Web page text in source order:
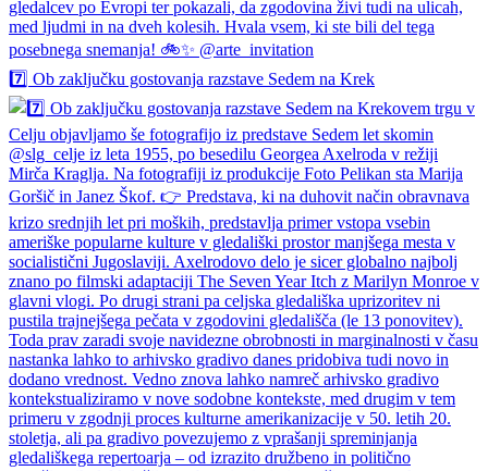
7️⃣ Ob zaključku gostovanja razstave Sedem na Krek